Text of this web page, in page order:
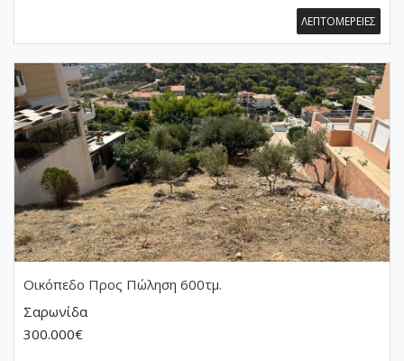
ΛΕΠΤΟΜΕΡΕΙΕΣ
Οικόπεδο Προς Πώληση 600τμ.
Σαρωνίδα
300.000€